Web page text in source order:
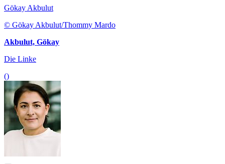
Gökay Akbulut
© Gökay Akbulut/Thommy Mardo
Akbulut, Gökay
Die Linke
()